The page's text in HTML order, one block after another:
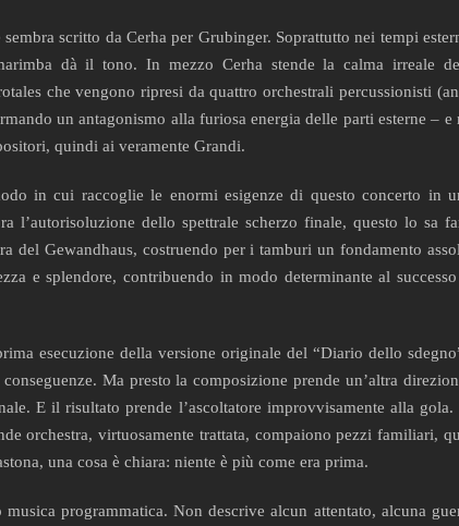
scritto da Cerha per Grubinger. Soprattutto nei tempi
dà il tono. In mezzo Cerha stende la calma irreale
che vengono ripresi da quattro orchestrali percussionisti
un antagonismo alla furiosa energia delle parti esterne – e
quindi ai veramente Grandi.
in cui raccoglie le enormi esigenze di questo concerto in
l’autorisoluzione dello spettrale scherzo finale, questo lo sa
del Gewandhaus, costruendo per i tamburi un fondamento
e splendore, contribuendo in modo determinante al
esecuzione della versione originale del “Diario dello
Ma presto la composizione prende un’altra
E il risultato prende l’ascoltatore improvvisamente alla
orchestra, virtuosamente trattata, compaiono pezzi familiari,
una cosa è chiara: niente è più come era prima.
programmatica. Non descrive alcun attentato, alcuna